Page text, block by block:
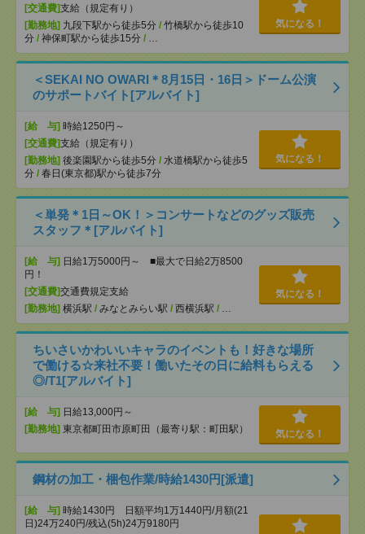
[交通費]支給（規定有り）
[勤務地] 九段下駅から徒歩5分 / 竹橋駅から徒歩10
分 / 神保町駅から徒歩15分 / …
気になる！
＜SEKAI NO OWARI＊8月15日・16日＞ドーム公演
のサポートバイト[アルバイト]
[給 与] 時給1250円～
[交通費]支給（規定有り）
[勤務地] 後楽園駅から徒歩5分 / 水道橋駅から徒歩5
分 / 春日(東京都)駅から徒歩7分
気になる！
＜単発＊1日～OK！＞コンサートなどのグッズ販売
スタッフ＊[アルバイト]
[給 与] 日給1万5000円～ ■最大で日給2万8500
円！
[交通費]交通費規定支給
[勤務地] 横浜駅 / みなとみらい駅 / 西横浜駅 / …
気になる！
ちいさいかわいいキャラのイベントも！好きな場所
で働ける☆来社不要！働いたその日に給料もらえる
◎/T1[アルバイト]
[給 与] 日給13,000円～
[勤務地] 東京都町田市原町田（最寄り駅：町田駅） 気になる！
鋼材の加工・梱包作業/時給1430円[派遣]
[給 与] 時給1430円 日額平均1万1440円/月額(21
日)24万240円/残込(5h)24万9180円